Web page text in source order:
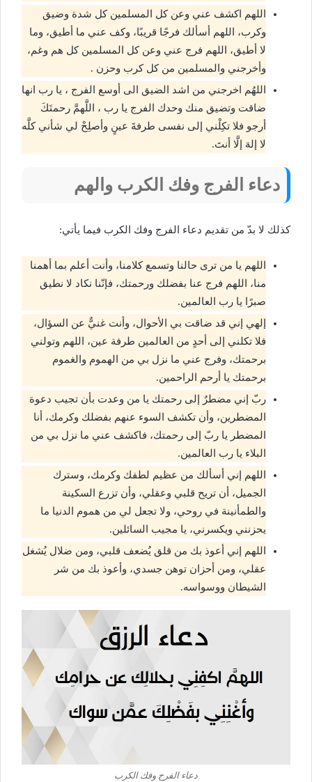
اللهم اكشف عني وعن كل المسلمين كل شدة وضيق
وكرب، اللهم أسألك فرجًا قريبًا، وكف عني ما أطيق، وما
لا أطيق، اللهم فرج عني وعن كل المسلمين كل هم وغم،
وأخرجني والمسلمين من كل كرب وحزن .
اللهُم اخرجني من اشد الضيق الى أوسع الفرج ، يا رب انها
ضاقت وتضيق منك وحدك الفرج يا رب ، اللَّهمَّ رحمتَكَ
أرجو فلا تكِلْني إلى نفسى طرفةَ عينٍ وأصلِحْ لي شأني كلَّه
لا إلهَ إلَّا أنتَ.
دعاء الفرج وفك الكرب والهم
كذلك لا بدّ من تقديم دعاء الفرج وفك الكرب فيما يأتي:
اللهم يا من ترى حالنا وتسمع كلامنا، وأنت أعلم بما أهمنا
منا، اللهم فرج عنا بفضلك ورحمتك، فإنّنا نكاد لا نطيق
صبرًا يا رب العالمين.
إلهي إني قد ضاقت بي الأحوال، وأنت غنيٌّ عن السؤال،
فلا تكلني إلى أحدٍ من العالمين طرفة عين، اللهم وتولني
برحمتك، وفرج عني ما نزل بي من الهموم والغموم
برحمتك يا أرحم الراحمين.
ربّ إني مضطرٌ إلى رحمتك يا من وعدت بأن تجيب دعوة
المضطرين، وأن تكشف السوء عنهم بفضلك وكرمك، أنا
المضطر يا ربّ إلى رحمتك، فاكشف عني ما نزل بي من
البلاء يا رب العالمين.
اللهم إني أسألك من عظيم لطفك وكرمك، وسترك
الجميل، أن تريح قلبي وعقلي، وأن تزرع السكينة
والطمأنينة في روحي، ولا تجعل لي من هموم الدنيا ما
يحزنني ويكسرني، يا مجيب السائلين.
اللهم إني أعوذ بك من قلق يُضعف قلبي، ومن ضلال يُشغل
عقلي، ومن أحزان توهن جسدي، وأعوذ بك من شر
الشيطان ووسواسه.
دعاء الفرج وفك الكرب